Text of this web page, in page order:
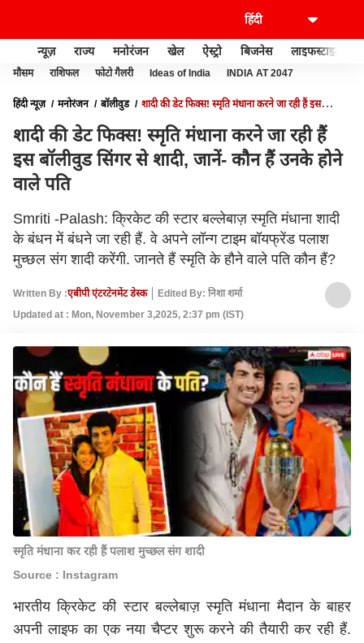
न्यूज़ राज्य मनोरंजन खेल ऐस्ट्रो बिजनेस लाइफस्टाइल
मौसम राशिफल फोटो गैलरी Ideas of India INDIA AT 2047
हिंदी न्यूज़ मनोरंजन बॉलीवुड
शादी की डेट फिक्स! स्मृति मंधाना करने जा रही हैं इस
शादी की डेट फिक्स! स्मृति मंधाना करने जा रही हैं
इस बॉलीवुड सिंगर से शादी, जानें- कौन हैं उनके होने
वाले पति
Smriti -Palash: क्रिकेट की स्टार बल्लेबाज़ स्मृति मंधाना शादी
के बंधन में बंधने जा रही हैं. वे अपने लॉन्ग टाइम बॉयफ्रेंड पलाश
मुच्छल संग शादी करेंगी. जानते हैं स्मृति के हौने वाले पति कौन हैं?
Written By :एबीपी एंटरटेनमेंट डेस्क
Edited By: निशा शर्मा
Updated at : Mon, November 3,2025, 2:37 pm (IST)
स्मृति मंधाना कर रही हैं पलाश मुच्छल संग शादी
Source : Instagram
भारतीय क्रिकेट की स्टार बल्लेबाज़ स्मृति मंधाना मैदान के बाहर
अपनी लाइफ का एक नया चैप्टर शुरू करने की तैयारी कर रही हैं.